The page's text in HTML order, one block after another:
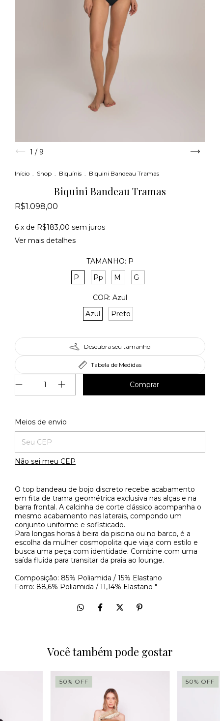
1 / 9
Início . Shop . Biquínis . Biquini Bandeau Tramas
Biquini Bandeau Tramas
R$1.098,00
6 x de R$183,00 sem juros
Ver mais detalhes
TAMANHO: P
P
Pp M G
COR: Azul
Azul
Preto
Descubra seu tamanho
Tabela de Medidas
Entregas para o CEP:
Meios de envio
Não sei meu CEP
O top bandeau de bojo discreto recebe acabamento
em fita de trama geométrica exclusiva nas alças e na
barra frontal. A calcinha de corte clássico acompanha o
mesmo acabamento nas laterais, compondo um
conjunto uniforme e sofisticado.
Para longas horas à beira da piscina ou no barco, é a
escolha da mulher cosmopolita que viaja com estilo e
busca uma peça com identidade. Combine com uma
saída fluida para transitar da praia ao lounge.
Composição: 85% Poliamida / 15% Elastano
Forro: 88,6% Poliamida / 11,14% Elastano "
Você também pode gostar
50% OFF 50% OFF